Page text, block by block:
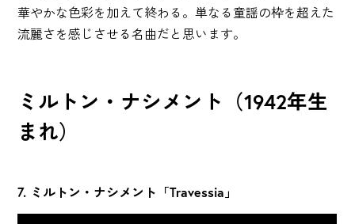
華やかな色彩を加えて終わる。単なる童謡の枠を超えた
流麗さを感じさせる名曲だと思います。
ミルトン・ナシメント（1942年生
まれ）
7. ミルトン・ナシメント「Travessia」